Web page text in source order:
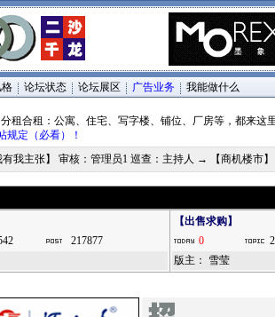
格 论坛状态 论坛展区 广告业务 我能做什么
租合租：公寓、住宅、写字楼、铺位、厂房等，都来这
规定（必看）！
有我主张】 审核：管理员1 巡查：主持人 → 【商机楼市】
217877
【出售求购】
0
版主： 雪莹